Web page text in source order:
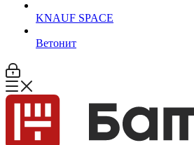
KNAUF SPACE
Ветонит